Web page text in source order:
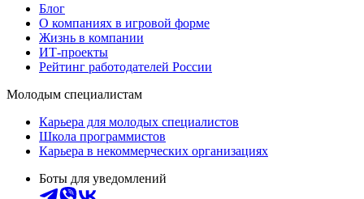
Блог
О компаниях в игровой форме
Жизнь в компании
ИТ-проекты
Рейтинг работодателей России
Молодым специалистам
Карьера для молодых специалистов
Школа программистов
Карьера в некоммерческих организациях
Боты для уведомлений